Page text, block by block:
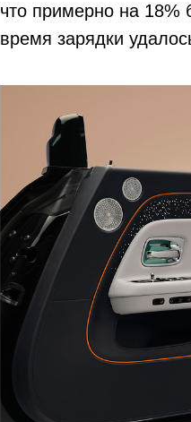
что примерно на
время зарядки